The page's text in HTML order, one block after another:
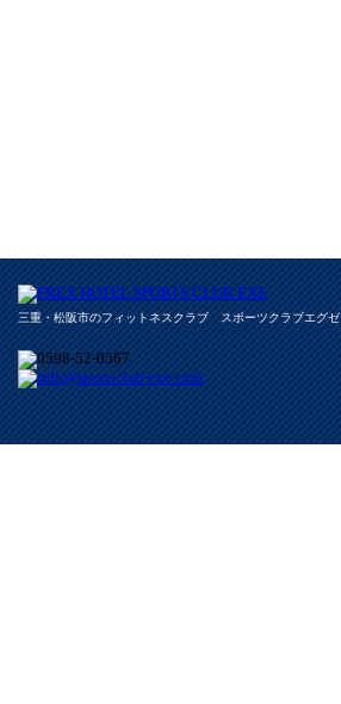
三重・松阪市のフィットネスクラブ スポーツクラブエグゼ